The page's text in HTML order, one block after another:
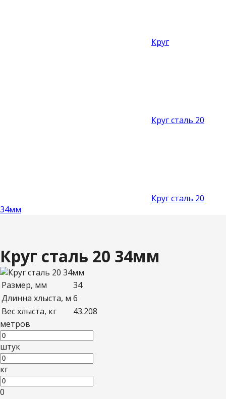
Круг
Круг сталь 20
Круг сталь 20
34мм
Круг сталь 20 34мм
Размер, мм
34
Длинна хлыста, м 6
Вес хлыста, кг
43.208
метров
штук
кг
0